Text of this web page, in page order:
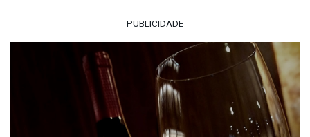
PUBLICIDADE